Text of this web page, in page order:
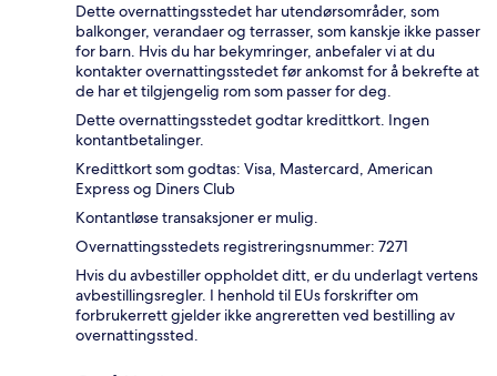
Dette overnattingsstedet har utendørsområder, som
balkonger, verandaer og terrasser, som kanskje ikke passer
for barn. Hvis du har bekymringer, anbefaler vi at du
kontakter overnattingsstedet før ankomst for å bekrefte at
de har et tilgjengelig rom som passer for deg.
Dette overnattingsstedet godtar kredittkort. Ingen
kontantbetalinger.
Kredittkort som godtas: Visa, Mastercard, American
Express og Diners Club
Kontantløse transaksjoner er mulig.
Overnattingsstedets registreringsnummer: 7271
Hvis du avbestiller oppholdet ditt, er du underlagt vertens
avbestillingsregler. I henhold til EUs forskrifter om
forbrukerrett gjelder ikke angreretten ved bestilling av
overnattingssted.